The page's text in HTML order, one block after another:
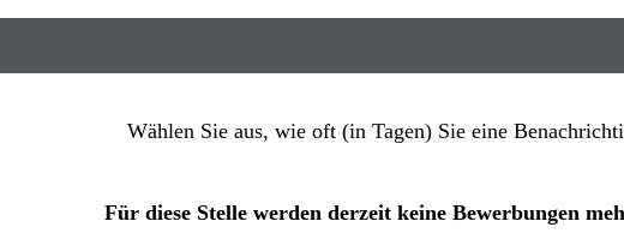
Wählen Sie aus, wie oft (in Tagen) Sie eine
Für diese Stelle werden derzeit keine Bewerbungen